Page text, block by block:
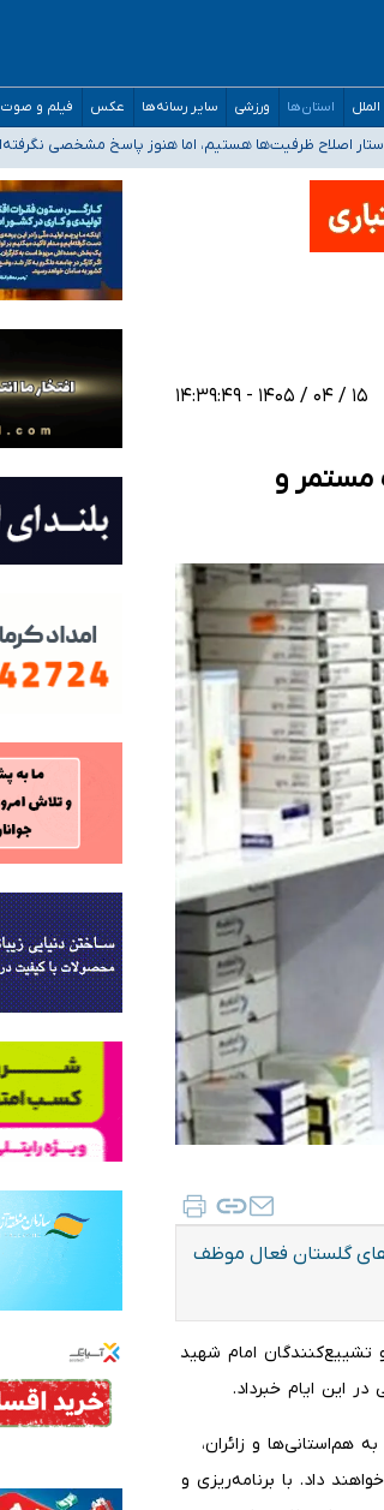
استان‌ها ورزشی سایر رسانه‌ها عکس فیلم و صوت
و دکترای تخصصی جغرافیای نظامی دافوس آجا
هشدار
۱۵ / ۰۴ / ۱۴۰۵ - ۱۴:۳۹:۴۹
مستمر و
گلستان فعال موظف
و تشییع‌کنندگان امام شهید
این ایام خبرداد.
و زائران،
داد. با برنامه‌ریزی و